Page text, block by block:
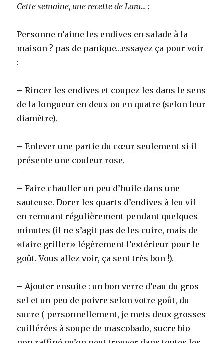
Cette semaine, une recette de Lara… :
Personne n’aime les endives en salade à la
maison ? pas de panique…essayez ça pour voir
:
– Rincer les endives et coupez les dans le sens
de la longueur en deux ou en quatre (selon leur
diamètre).
– Enlever une partie du cœur seulement si il
présente une couleur rose.
– Faire chauffer un peu d’huile dans une
sauteuse. Dorer les quarts d’endives à feu vif
en remuant régulièrement pendant quelques
minutes (il ne s’agit pas de les cuire, mais de
«faire griller» légèrement l’extérieur pour le
goût. Vous allez voir, ça sent très bon !).
– Ajouter ensuite : un bon verre d’eau du gros
sel et un peu de poivre selon votre goût, du
sucre ( personnellement, je mets deux grosses
cuillérées à soupe de mascobado, sucre bio